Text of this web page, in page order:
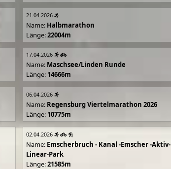
21.04.2026
Name: Halbmarathon
Länge:22004m
17.04.2026
Name: Maschsee/Linden Runde
Länge: 14666m
06.04.2026
Name: Regensburg Viertelmarathon 2026
Länge: 10775m
02.04.2026
Name: Emscherbruch - Kanal -Emscher -Aktiv-
Linear-Park
Länge:21585m